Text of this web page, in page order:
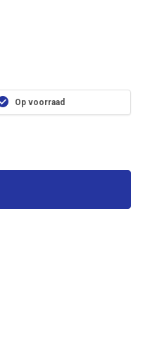
Op voorraad